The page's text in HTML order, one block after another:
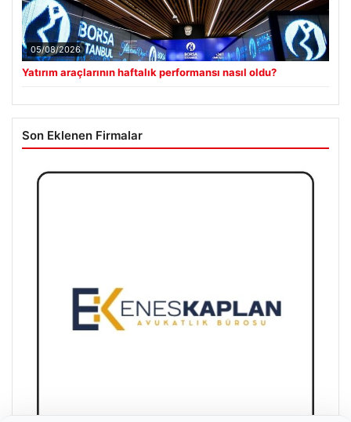
05/08/2026
Yatırım araçlarının haftalık performansı nasıl oldu?
Son Eklenen Firmalar